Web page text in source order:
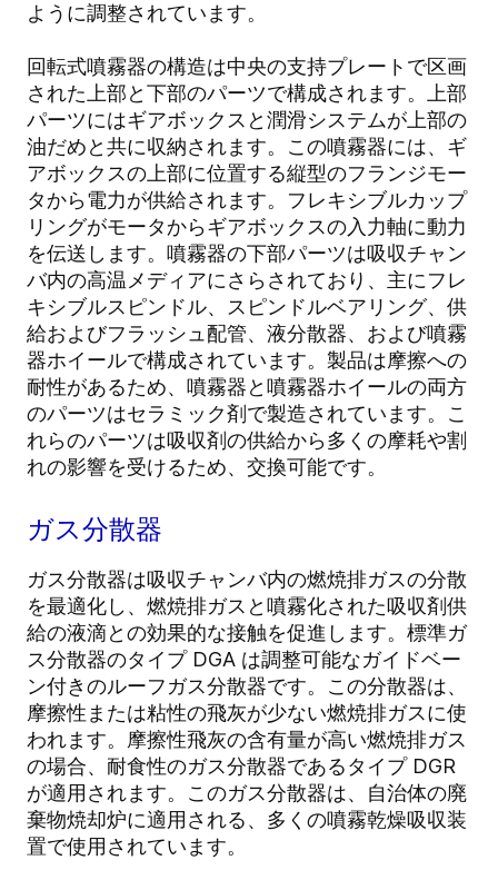
ように調整されています。
回転式噴霧器の構造は中央の支持プレートで区画
された上部と下部のパーツで構成されます。上部
パーツにはギアボックスと潤滑システムが上部の
油だめと共に収納されます。この噴霧器には、ギ
アボックスの上部に位置する縦型のフランジモー
タから電力が供給されます。フレキシブルカップ
リングがモータからギアボックスの入力軸に動力
を伝送します。噴霧器の下部パーツは吸収チャン
バ内の高温メディアにさらされており、主にフレ
キシブルスピンドル、スピンドルベアリング、供
給およびフラッシュ配管、液分散器、および噴霧
器ホイールで構成されています。製品は摩擦への
耐性があるため、噴霧器と噴霧器ホイールの両方
のパーツはセラミック剤で製造されています。こ
れらのパーツは吸収剤の供給から多くの摩耗や割
れの影響を受けるため、交換可能です。
ガス分散器
ガス分散器は吸収チャンバ内の燃焼排ガスの分散
を最適化し、燃焼排ガスと噴霧化された吸収剤供
給の液滴との効果的な接触を促進します。標準ガ
ス分散器のタイプ DGA は調整可能なガイドベー
ン付きのルーフガス分散器です。この分散器は、
摩擦性または粘性の飛灰が少ない燃焼排ガスに使
われます。摩擦性飛灰の含有量が高い燃焼排ガス
の場合、耐食性のガス分散器であるタイプ DGR
が適用されます。このガス分散器は、自治体の廃
棄物焼却炉に適用される、多くの噴霧乾燥吸収装
置で使用されています。